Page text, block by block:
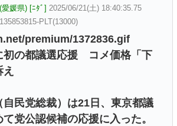
媛県) [ﾆﾀﾞ] 2025/06/21(土) 18:40:35.75
PLT(13000)
premium/1372836.gif
初の都議選応援 コメ価格「下
民党総裁）は21日、東京都議
党公認候補の応援に入った。